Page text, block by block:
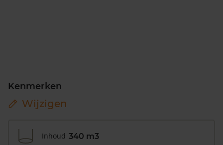
Kenmerken
Wijzigen
Inhoud 340 m3